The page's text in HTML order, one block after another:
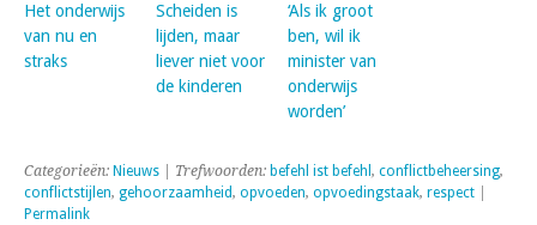
Het onderwijs
van nu en
straks
Scheiden is
lijden, maar
liever niet voor
de kinderen
‘Als ik groot
ben, wil ik
minister van
onderwijs
worden’
Categorieën: Nieuws | Trefwoorden: befehl ist befehl , conflictbeheersing,
conflictstijlen, gehoorzaamheid, opvoeden, opvoedingstaak, respect
Permalink